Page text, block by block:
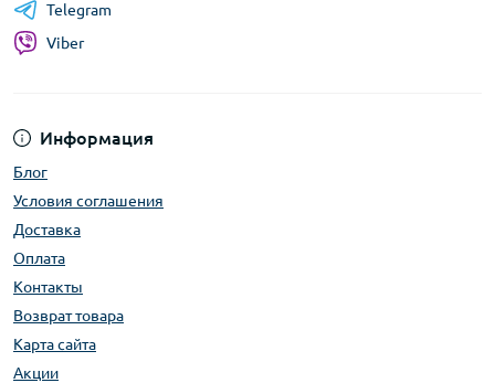
Информация
Блог
Условия соглашения
Доставка
Оплата
Контакты
Возврат товара
Карта сайта
Акции
Telegram
Viber